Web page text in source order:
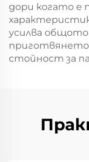
дори когато е
усилва
приготвянето
стойност за